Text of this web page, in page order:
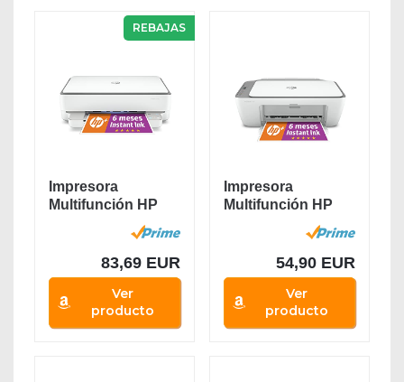
REBAJAS
Impresora
Multifunción HP
Envy 6020e - 6
83,69 EUR
Ver
producto
Impresora
Multifunción HP
DeskJet 2720e - 6
54,90 EUR
Ver
producto